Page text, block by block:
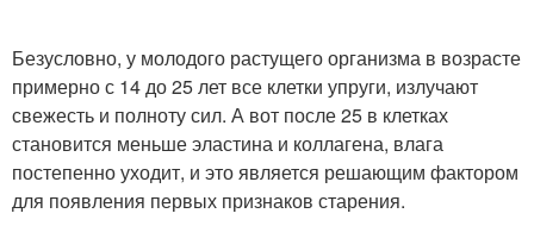
Безусловно, у молодого растущего организма в возрасте
примерно с 14 до 25 лет все клетки упруги, излучают
свежесть и полноту сил. А вот после 25 в клетках
становится меньше эластина и коллагена, влага
постепенно уходит, и это является решающим фактором
для появления первых признаков старения.